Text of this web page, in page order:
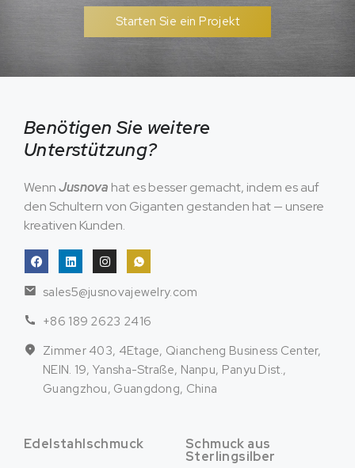
Starten Sie ein Projekt
Benötigen Sie weitere
Unterstützung?
WennJusnova hat es besser gemacht, indem es auf
den Schultern von Giganten gestanden hat — unsere
kreativen Kunden.
sales5@jusnovajewelry.com
+86 189 2623 2416
Zimmer 403, 4Etage, Qiancheng Business Center,
NEIN. 19, Yansha-Straße, Nanpu, Panyu Dist.,
Guangzhou, Guangdong, China
Edelstahlschmuck
Schmuck aus
Sterlingsilber